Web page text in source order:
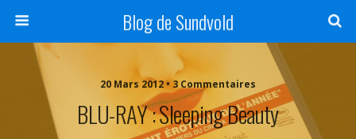
Blog de Sundvold
20 Mars 2012 • 3 Commentaires
BLU-RAY : Sleeping Beauty